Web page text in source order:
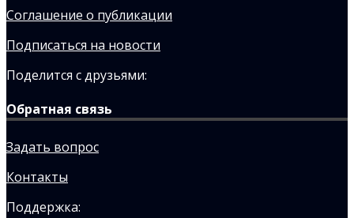
Соглашение о публикации
Подписаться на новости
Поделится с друзьями:
Обратная связь
Задать вопрос
Контакты
Поддержка: